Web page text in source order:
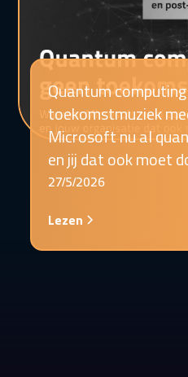
Quantum
toekomstmuziek
Microsoft nu al
en jij dat ook moet
27/5/2026
Lezen